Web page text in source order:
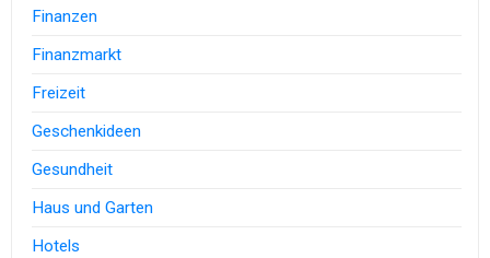
Finanzen
Finanzmarkt
Freizeit
Geschenkideen
Gesundheit
Haus und Garten
Hotels